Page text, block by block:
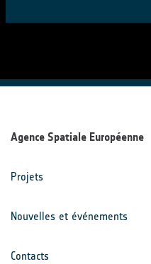
Agence Spatiale Européenne
Projets
Nouvelles et événements
Contacts